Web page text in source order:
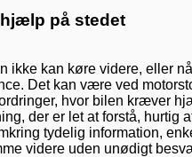
på stedet
ikke kan køre videre, eller
Det kan være ved
hvor bilen kræver
der er let at forstå, hurtig
tydelig information,
videre uden unødigt